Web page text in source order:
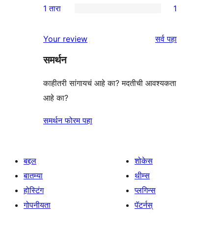
परीक्षणे
तारांकित
2-
परीक्षणे
तारांकित
पुनरावलोकन
1 तारा 1
Your review सर्वपुनरावलोकने
पहा
समर्थन
काहीतरी सांगायचं आहे का? मदतीची आवश्यकता
आहे का?
समर्थन फोरम पहा
बद्दल
बातम्या
होस्टिंग
गोपनीयता
शोकेस
थीम्स
प्लगिन्स
पॅटर्नस्